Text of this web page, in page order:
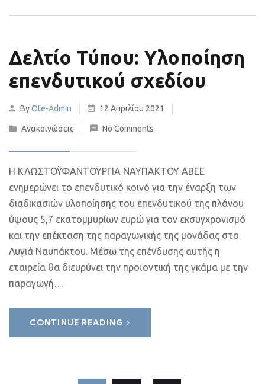
Δελτίο Τύπου: Υλοποίηση
επενδυτικού σχεδίου​
ByOte-Admin 12 Απριλίου 2021
Ανακοινώσεις No Comments
Η ΚΛΩΣΤΟΫΦΑΝΤΟΥΡΓΙΑ ΝΑΥΠΑΚΤΟΥ ΑΒΕΕ
ενημερώνει το επενδυτικό κοινό για την έναρξη των
διαδικασιών υλοποίησης του επενδυτικού της πλάνου
ύψους 5,7 εκατομμυρίων ευρώ για τον εκσυγχρονισμό
και την επέκταση της παραγωγικής της μονάδας στο
Λυγιά Ναυπάκτου. Μέσω της επένδυσης αυτής η
εταιρεία θα διευρύνει την προϊοντική της γκάμα με την
παραγωγή…
CONTINUE READING